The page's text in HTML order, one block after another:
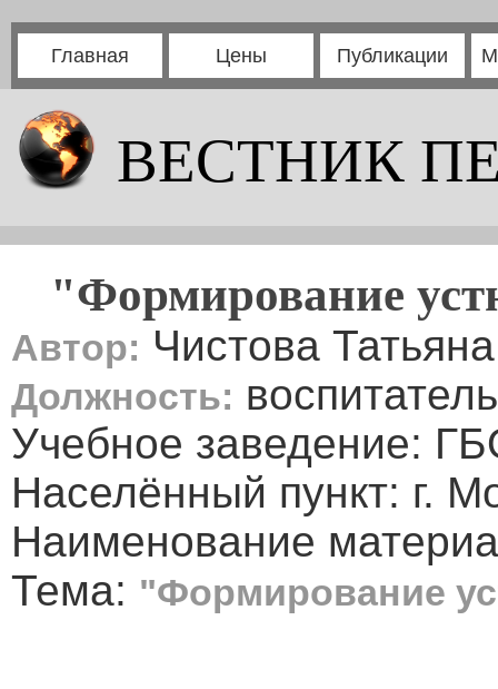
Главная Цены Публикации
ВЕСТНИК
"Формирование
Автор: Чистова
Должность: воспитатель
Учебное заведение:
Населённый пункт: г.
Наименование
Тема: "Формирование